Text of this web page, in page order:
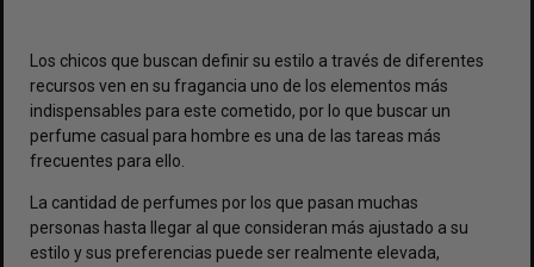
Los chicos que buscan definir su estilo a través de diferentes
recursos ven en su fragancia uno de los elementos más
indispensables para este cometido, por lo que buscar un
perfume casual para hombre es una de las tareas más
frecuentes para ello.
La cantidad de perfumes por los que pasan muchas
personas hasta llegar al que consideran más ajustado a su
estilo y sus preferencias puede ser realmente elevada,